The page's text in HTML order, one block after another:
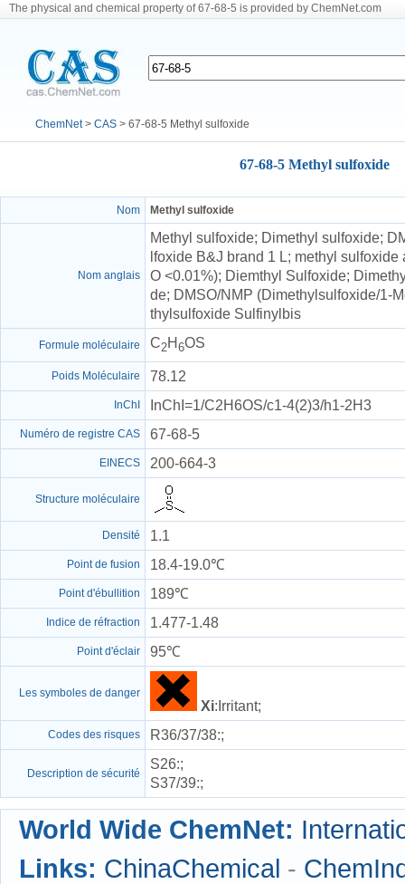
The physical and chemical property of 67-68-5 is provided by ChemNet.com
ChemNet> CAS > 67-68-5 Methyl sulfoxide
67-68-5 Methyl sulfoxide
Nom Methyl sulfoxide
Nom anglais
Methyl sulfoxide; Dimethyl sulfoxide;
lfoxide B&J brand 1 L; methyl
O <0.01%); Diemthyl Sulfoxide;
de; DMSO/NMP (Dimethylsulfoxide/1-
thylsulfoxide Sulfinylbis
Formule moléculaire C2H 6OS
Poids Moléculaire 78.12
InChI InChI=1/C2H6OS/c1-4(2)3/h1-2H3
Numéro de registre CAS 67-68-5
EINECS 200-664-3
Structure moléculaire
Densité 1.1
Point de fusion 18.4-19.0℃
Point d'ébullition 189℃
Indice de réfraction 1.477-1.48
Point d'éclair 95℃
Les symboles de danger
Xi:Irritant;
Codes des risques R36/37/38:;
Description de sécurité
S26:;
S37/39:;
World Wide ChemNet:
Links: ChinaChemical -